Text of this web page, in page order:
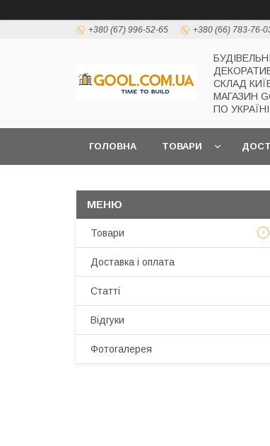
+380 (67) 996-52-65 +380 (66) 783-76-
СКЛАД
МАГАЗИН
ПО УКРАЇНІ
ГОЛОВНА ТОВАРИ
Товари
Доставка і оплата
Статті
Відгуки
Фотогалерея